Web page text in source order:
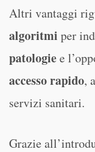
Altri vantaggi
algoritmi per
patologiee
accesso rapido,
servizi sanitari.
Grazie